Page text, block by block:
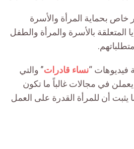
خاص بحماية المرأة والأسرة
بالأسرة والمرأة والطفل
فيديوهات “نساء قادرات” والتي
في مجالات غالباً ما تكون
أن للمرأة القدرة على العمل